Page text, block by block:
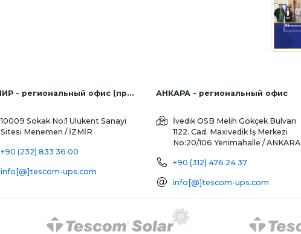
ИЗМИР - региональный офис (продажи с завода и за рубеж)
10009 Sokak No:1 Ulukent Sanayi
Sitesi Menemen / İZMİR
+90 (232) 833 36 00
info[@]tescom-ups.com
АНКАРА - региональный офис
İvedik OSB Melih Gökçek Bulvarı
1122. Cad. Maxivedik İş Merkezi
No:20/106 Yenimahalle / ANKARA
+90 (312) 476 24 37
info[@]tescom-ups.com